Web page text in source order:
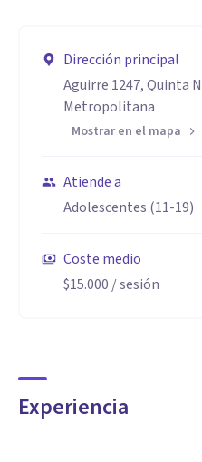
Dirección principal
Aguirre 1247, Quinta
Metropolitana
Mostrar en el mapa
Atiende a
Adolescentes (11-19)
Coste medio
$15.000 / sesión
Experiencia